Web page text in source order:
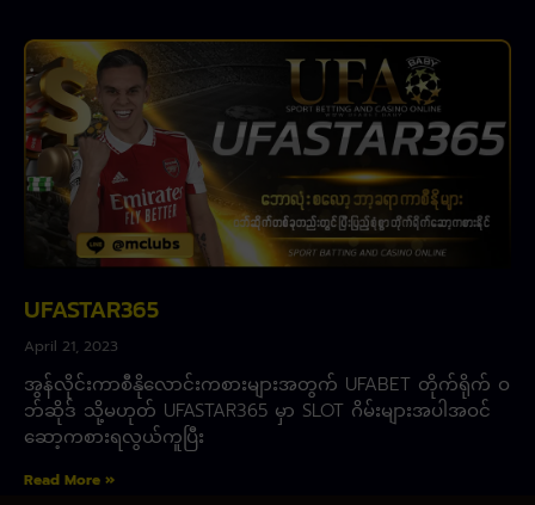
UFASTAR365
April 21, 2023
အွန်လိုင်းကာစီနိုလောင်းကစားများအတွက် UFABET တိုက်ရိုက် ဝ
ဘ်ဆိုဒ် သို့မဟုတ် UFASTAR365 မှာ SLOT ဂိမ်းများအပါအဝင်
ဆော့ကစားရလွယ်ကူပြီး
Read More »